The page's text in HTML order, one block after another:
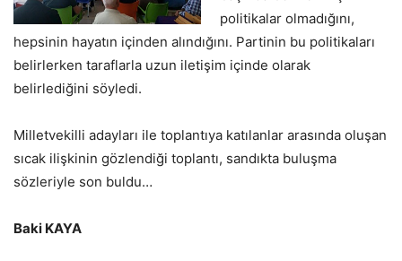
politikalar olmadığını,
hepsinin hayatın içinden alındığını. Partinin bu politikaları
belirlerken taraflarla uzun iletişim içinde olarak
belirlediğini söyledi.
Milletvekilli adayları ile toplantıya katılanlar arasında oluşan
sıcak ilişkinin gözlendiği toplantı, sandıkta buluşma
sözleriyle son buldu…
Baki KAYA